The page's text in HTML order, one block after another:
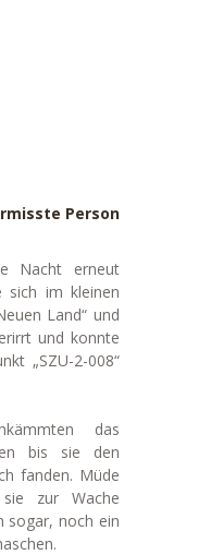
Person
Nacht erneut
sich im kleinen
Land“ und
und konnte
„SZU-2-008“
das
bis sie den
fanden. Müde
zur Wache
sogar, noch ein